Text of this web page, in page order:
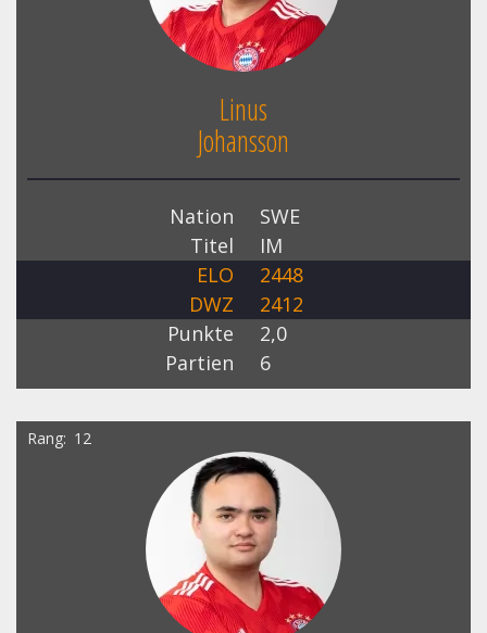
Linus
Johansson
Nation
SWE
Titel
IM
ELO
2448
DWZ
2412
Punkte
2,0
Partien
6
Rang 12